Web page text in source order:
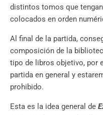
distintos tomos que
colocados en orden
Al final de la partida,
composición de la
tipo de libros objetivo, por
partida en general y
prohibido.
Esta es la idea general de